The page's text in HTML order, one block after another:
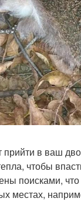
прийти в ваш
чтобы
поисками,
местах,